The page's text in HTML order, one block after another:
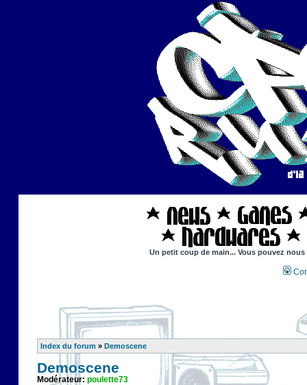
Un petit coup de main... Vous pouvez
Index du forum » Demoscene
Demoscene
Modérateur: poulette73